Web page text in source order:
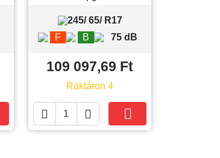
245/ 65/ R17
F
B 75 dB
109 097,69 Ft
Raktáron 4
  